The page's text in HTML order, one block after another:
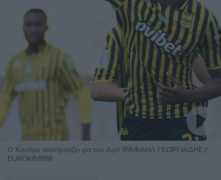
Ο Κουάμε πανηγυρίζει για τον Άρη (ΡΑΦΑΗΛ ΓΕΩΡΓΙΑΔΗΣ /
EUROKINISSI)